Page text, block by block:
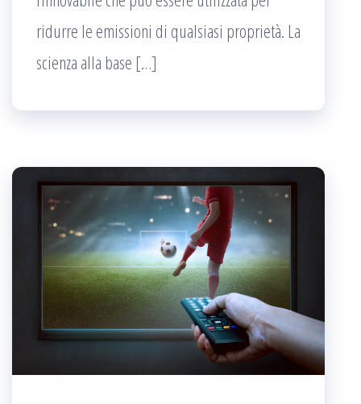
ridurre le emissioni di qualsiasi proprietà. La
scienza alla base […]